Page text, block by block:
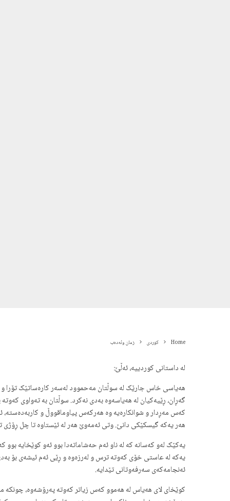
Home کوردی زمان وئەدەب
لە داستانی کوردییە، ئەڵێ:
هەیاسی خاس جارێک لە سوڵتان مەحموود لەسەر کارەساتێک تۆرا
گەڕان، ڕێیەکیان لە هەیاسەوە بەدی نەکرد. سوڵتان بە تەواوی
کەس مەڕدار و شوانکارەیە وە هەرکەس پیاوماقووڵ و کاربەدەستە،
هەر یەکە گیسکێکی دانێ. وتی ئەمەوێ هەر لە ئێستاوە تا چل ڕۆژی
یەکێک لەو کەسانە کە لە ناو ئەم حەشاماتەدا بوو ئەو کوێخایە
یەکە لە عاستی خۆی کەوتە ترس و لەرزەوە و ڕێی ئەم ئیشەی بۆ
ئەنجامەکەی سەرفەوتانی تێدایە.
کوێخای لای هەیاس لە هەموو کەس زیاتر کەوتە پەرۆشەوە، چونکە